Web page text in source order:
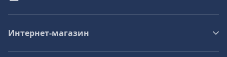
Интернет-магазин